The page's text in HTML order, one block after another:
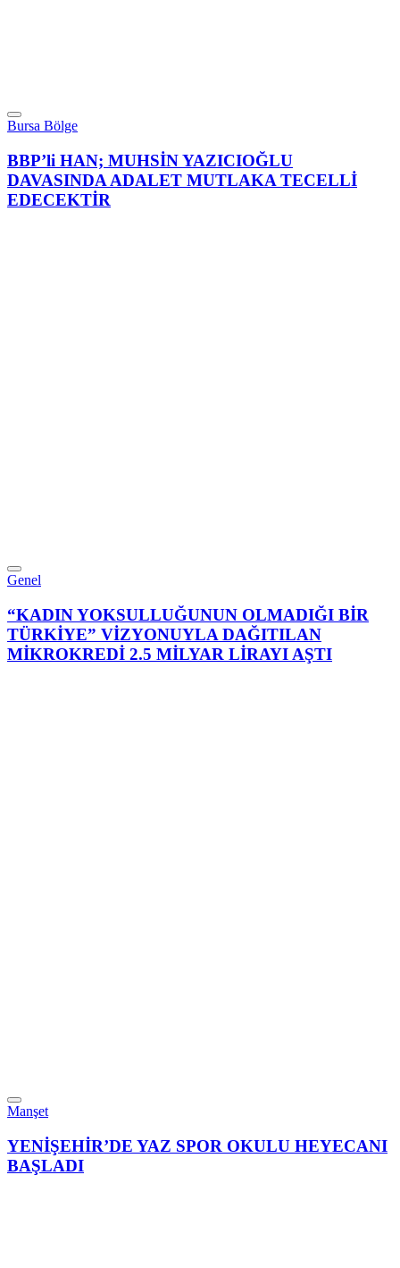
Bursa Bölge
BBP’li HAN; MUHSİN YAZICIOĞLU
DAVASINDA ADALET MUTLAKA TECELLİ
EDECEKTİR
Genel
“KADIN YOKSULLUĞUNUN OLMADIĞI BİR
TÜRKİYE” VİZYONUYLA DAĞITILAN
MİKROKREDİ 2.5 MİLYAR LİRAYI AŞTI
Manşet
YENİŞEHİR’DE YAZ SPOR OKULU HEYECANI
BAŞLADI